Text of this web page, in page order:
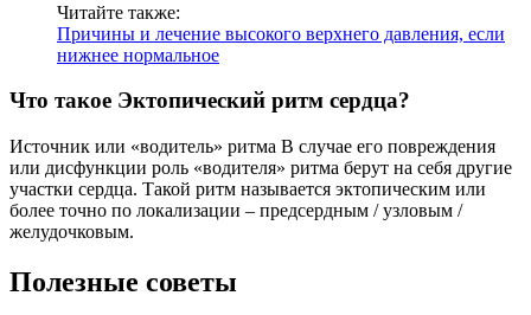
Читайте также:
Причины и лечение высокого верхнего давления, если
нижнее нормальное
Что такое Эктопический ритм сердца?
Источник или «водитель» ритма В случае его повреждения
или дисфункции роль «водителя» ритма берут на себя другие
участки сердца. Такой ритм называется эктопическим или
более точно по локализации – предсердным / узловым /
желудочковым.
Полезные советы